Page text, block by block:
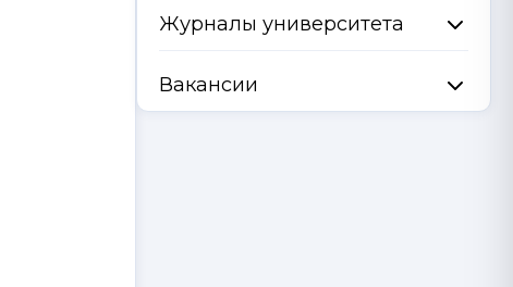
Журналы университета
Вакансии